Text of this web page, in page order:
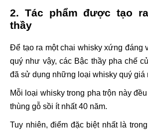
2. Tác phẩm được tạo
thầy
Để tạo ra một chai whisky xứng đáng
quý như vậy, các Bậc thầy pha chế
đã sử dụng những loại whisky quý giá
Mỗi loại whisky trong pha trộn này
thùng gỗ sồi ít nhất 40 năm.
Tuy nhiên, điểm đặc biệt nhất là